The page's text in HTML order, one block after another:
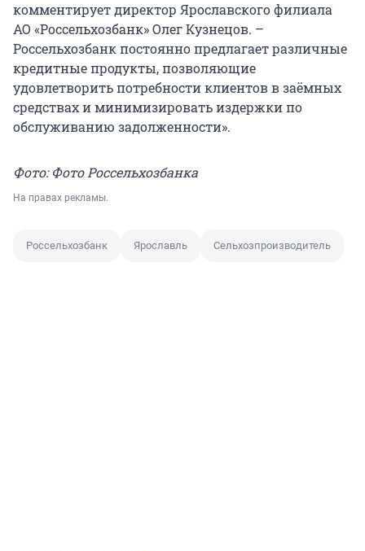
комментирует директор Ярославского филиала
АО «Россельхозбанк» Олег Кузнецов. –
Россельхозбанк постоянно предлагает различные
кредитные продукты, позволяющие
удовлетворить потребности клиентов в заёмных
средствах и минимизировать издержки по
обслуживанию задолженности».
Фото: Фото Россельхозбанка
На правах рекламы.
Россельхозбанк Ярославль Сельхозпроизводитель